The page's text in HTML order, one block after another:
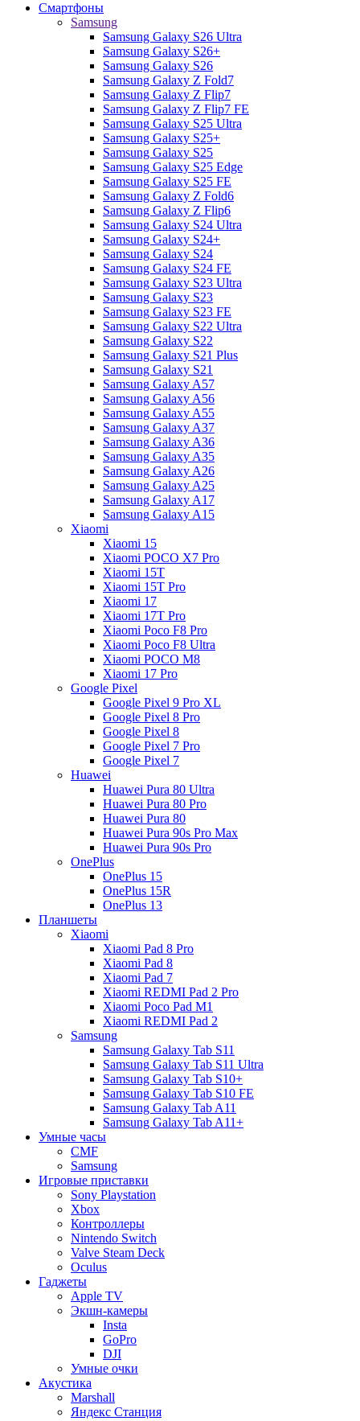
Смартфоны
Samsung
Samsung Galaxy S26 Ultra
Samsung Galaxy S26+
Samsung Galaxy S26
Samsung Galaxy Z Fold7
Samsung Galaxy Z Flip7
Samsung Galaxy Z Flip7 FE
Samsung Galaxy S25 Ultra
Samsung Galaxy S25+
Samsung Galaxy S25
Samsung Galaxy S25 Edge
Samsung Galaxy S25 FE
Samsung Galaxy Z Fold6
Samsung Galaxy Z Flip6
Samsung Galaxy S24 Ultra
Samsung Galaxy S24+
Samsung Galaxy S24
Samsung Galaxy S24 FE
Samsung Galaxy S23 Ultra
Samsung Galaxy S23
Samsung Galaxy S23 FE
Samsung Galaxy S22 Ultra
Samsung Galaxy S22
Samsung Galaxy S21 Plus
Samsung Galaxy S21
Samsung Galaxy A57
Samsung Galaxy A56
Samsung Galaxy A55
Samsung Galaxy A37
Samsung Galaxy A36
Samsung Galaxy A35
Samsung Galaxy A26
Samsung Galaxy A25
Samsung Galaxy A17
Samsung Galaxy A15
Xiaomi
Xiaomi 15
Xiaomi POCO X7 Pro
Xiaomi 15T
Xiaomi 15T Pro
Xiaomi 17
Xiaomi 17T Pro
Xiaomi Poco F8 Pro
Xiaomi Poco F8 Ultra
Xiaomi POCO M8
Xiaomi 17 Pro
Google Pixel
Google Pixel 9 Pro XL
Google Pixel 8 Pro
Google Pixel 8
Google Pixel 7 Pro
Google Pixel 7
Huawei
Huawei Pura 80 Ultra
Huawei Pura 80 Pro
Huawei Pura 80
Huawei Pura 90s Pro Max
Huawei Pura 90s Pro
OnePlus
OnePlus 15
OnePlus 15R
OnePlus 13
Планшеты
Xiaomi
Xiaomi Pad 8 Pro
Xiaomi Pad 8
Xiaomi Pad 7
Xiaomi REDMI Pad 2 Pro
Xiaomi Poco Pad M1
Xiaomi REDMI Pad 2
Samsung
Samsung Galaxy Tab S11
Samsung Galaxy Tab S11 Ultra
Samsung Galaxy Tab S10+
Samsung Galaxy Tab S10 FE
Samsung Galaxy Tab A11
Samsung Galaxy Tab A11+
Умные часы
CMF
Samsung
Игровые приставки
Sony Playstation
Xbox
Контроллеры
Nintendo Switch
Valve Steam Deck
Oculus
Гаджеты
Apple TV
Экшн-камеры
Insta
GoPro
DJI
Умные очки
Акустика
Marshall
Яндекс Станция